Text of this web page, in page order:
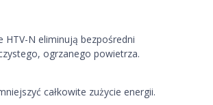
N eliminują bezpośredni
ogrzanego powietrza.
całkowite zużycie energii.